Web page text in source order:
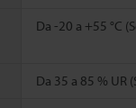
Da -20 a +55 °C
Da 35 a 85 % UR